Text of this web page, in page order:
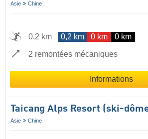
Asie Chine
0,2 km 0,2 km 0 km 0 km
2 remontées mécaniques
Informations
Taicang Alps Resort (ski-
Asie Chine